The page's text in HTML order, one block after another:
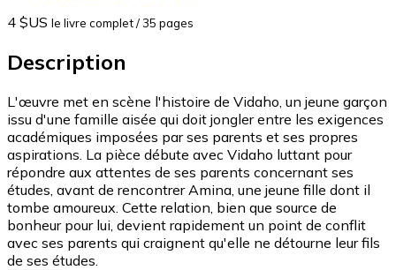
4 $US le livre complet/ 35 pages
Description
L'œuvre met en scène l'histoire de Vidaho, un jeune garçon
issu d'une famille aisée qui doit jongler entre les exigences
académiques imposées par ses parents et ses propres
aspirations. La pièce débute avec Vidaho luttant pour
répondre aux attentes de ses parents concernant ses
études, avant de rencontrer Amina, une jeune fille dont il
tombe amoureux. Cette relation, bien que source de
bonheur pour lui, devient rapidement un point de conflit
avec ses parents qui craignent qu'elle ne détourne leur fils
de ses études.